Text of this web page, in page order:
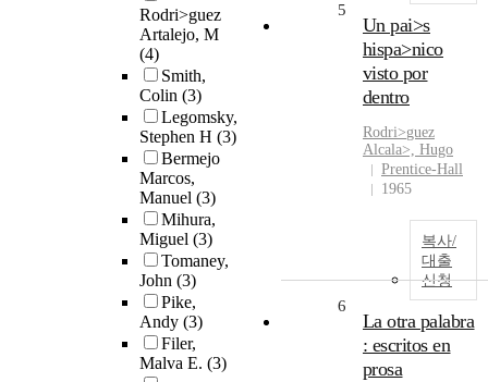
Rodri>guez
Artalejo, M
(4)
Smith,
Colin (3)
Legomsky,
Stephen H (3)
Bermejo
Marcos,
Manuel (3)
Mihura,
Miguel (3)
Tomaney,
John (3)
Pike,
Andy (3)
Filer,
Malva E. (3)
5
Un pai>s
hispa>nico
visto por
dentro
Rodri>guez
Alcala>, Hugo
Prentice-Hall
1965
복사/
대출
신청
6
La otra palabra
: escritos en
prosa